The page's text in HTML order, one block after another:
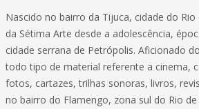
Nascido no bairro da Tijuca, cidade do Rio
da Sétima Arte desde a adolescência,
cidade serrana de Petrópolis. Aficionado
todo tipo de material referente a cinema,
fotos, cartazes, trilhas sonoras, livros,
no bairro do Flamengo, zona sul do Rio de